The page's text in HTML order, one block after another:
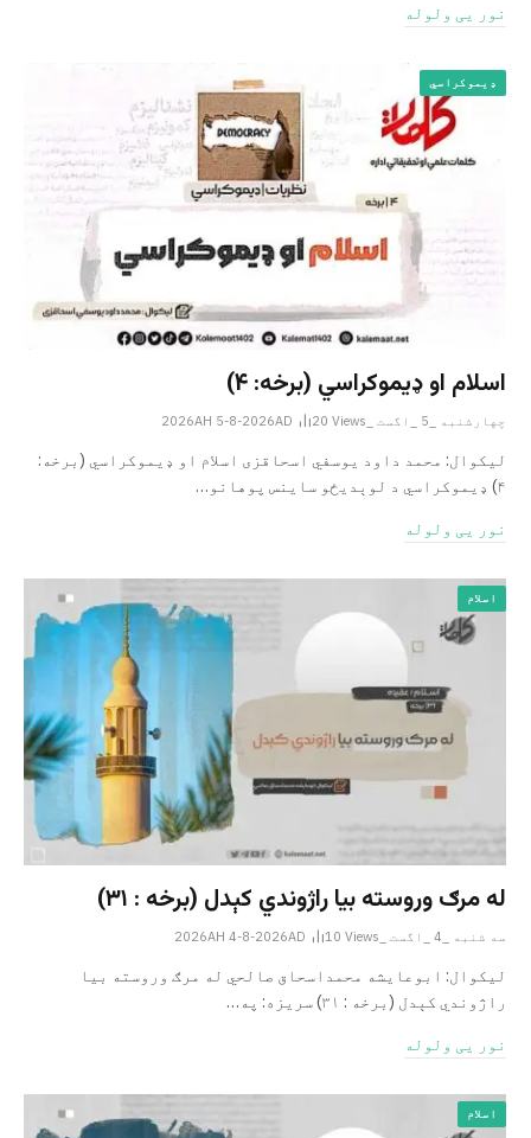
نور یی ولوله
ډیموکراسي
اسلام او ډیموکراسي (برخه: ۴)
چهارشنبه _5 _اگست _2026AH 5-8-2026AD 20 Views
لیکوال: محمد داود یوسفي اسحاقزی اسلام او ډیموکراسي (برخه:
۴) ډیموکراسي د لوېدیځو ساینس پوهانو…
نور یی ولوله
اسلام
له مرګ وروسته بیا راژوندي کېدل (برخه : ۳۱)
سه شنبه _4 _اگست _2026AH 4-8-2026AD 10 Views
لیکوال: ابوعایشه محمداسحاق صالحي له مرګ وروسته بیا
راژوندي کېدل (برخه : ۳۱) سریزه: په…
نور یی ولوله
اسلام